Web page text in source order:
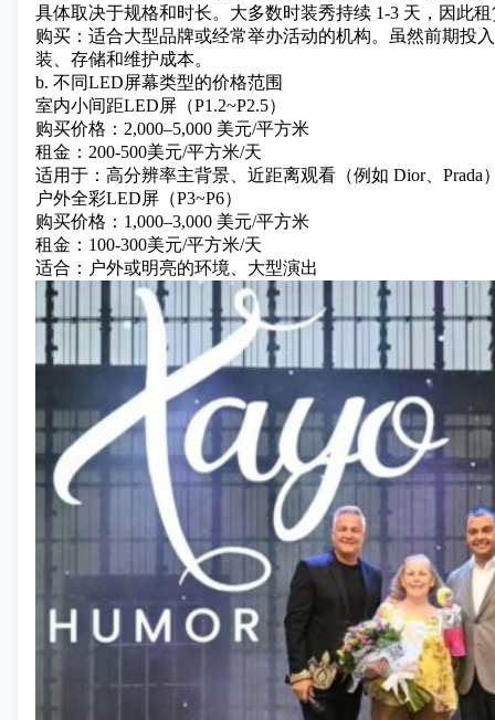
具体取决于规格和时长。大多数时装秀持续 1-3 天，因此
购买：适合大型品牌或经常举办活动的机构。虽然前期投
装、存储和维护成本。
b. 不同LED屏幕类型的价格范围
室内小间距LED屏 （P1.2~P2.5）
购买价格：2,000–5,000 美元/平方米
租金：200-500美元/平方米/天
适用于：高分辨率主背景、近距离观看（例如 Dior、Prada
户外全彩LED屏 （P3~P6）
购买价格：1,000–3,000 美元/平方米
租金：100-300美元/平方米/天
适合：户外或明亮的环境、大型演出